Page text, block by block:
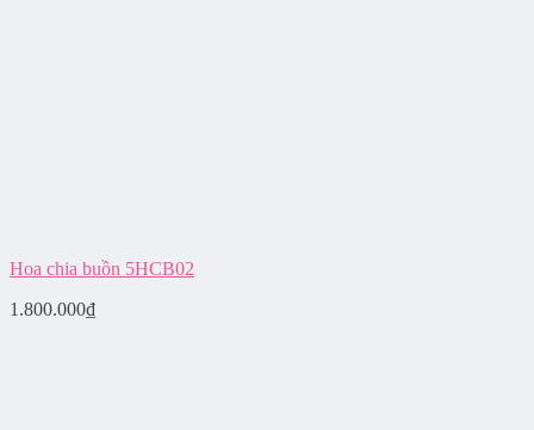
Hoa chia buồn 5HCB02
1.800.000₫